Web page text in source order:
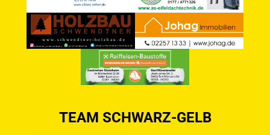
TEAM SCHWARZ-GELB